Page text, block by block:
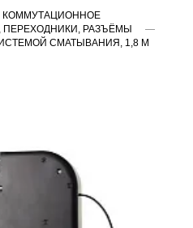
КОММУТАЦИОННОЕ
ПЕРЕХОДНИКИ, РАЗЪЁМЫ
СМАТЫВАНИЯ, 1,8 М